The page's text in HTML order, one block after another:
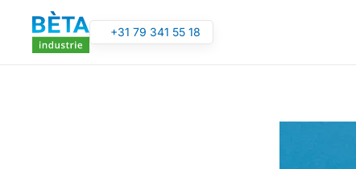
Overslaan en naar de inhoud gaan
+31 79 341 55 18